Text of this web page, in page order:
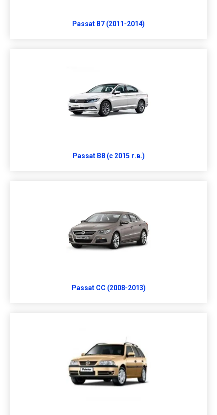
Passat B7 (2011-2014)
Passat B8 (с 2015 г.в.)
Passat CC (2008-2013)